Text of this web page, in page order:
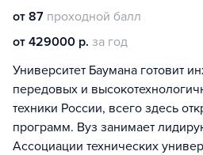
от 87 проходной балл
от 429000 р. за год
Университет Баумана готовит
передовых и
техники России, всего здесь
программ. Вуз занимает
Ассоциации технических